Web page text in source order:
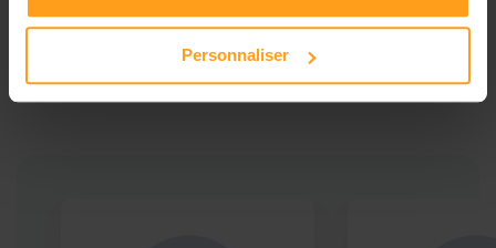
Personnaliser
Babysitters proches de
Miramas